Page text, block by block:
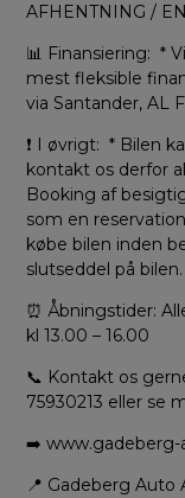
AFHENTNING /
📊 Finansiering: *
mest fleksible
via Santander, AL
❗ I øvrigt: * Bilen
kontakt os derfor
Booking af
som en
købe bilen inden
slutseddel på bilen.
⏰ Åbningstider:
kl 13.00 – 16.00
📞 Kontakt os
75930213 eller se
➡️ www.gadeberg-
📍 Gadeberg